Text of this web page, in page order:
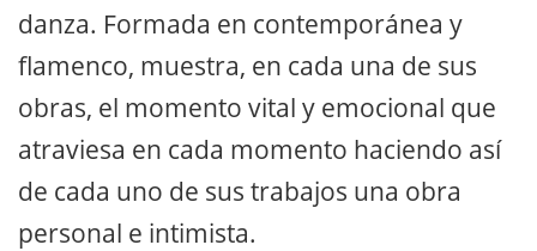
danza. Formada en contemporánea y
flamenco, muestra, en cada una de sus
obras, el momento vital y emocional que
atraviesa en cada momento haciendo así
de cada uno de sus trabajos una obra
personal e intimista.